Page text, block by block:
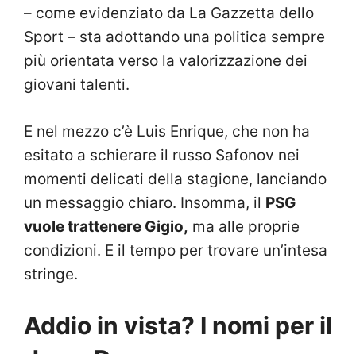
– come evidenziato da La Gazzetta dello
Sport – sta adottando una politica sempre
più orientata verso la valorizzazione dei
giovani talenti.
E nel mezzo c’è Luis Enrique, che non ha
esitato a schierare il russo Safonov nei
momenti delicati della stagione, lanciando
un messaggio chiaro. Insomma, il PSG
vuole trattenere Gigio, ma alle proprie
condizioni. E il tempo per trovare un’intesa
stringe.
Addio in vista? I nomi per il